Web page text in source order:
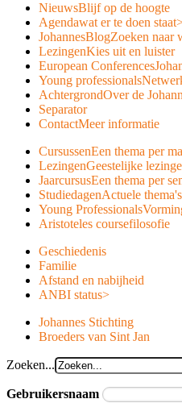
NieuwsBlijf op de hoogte
Agendawat er te doen staat
JohannesBlogZoeken naar
LezingenKies uit en luister
European Conferences
Young professionals
AchtergrondOver de
Separator
ContactMeer informatie
CursussenEen thema per
LezingenGeestelijke
JaarcursusEen thema per
StudiedagenActuele thema's
Young Professionals
Aristoteles coursefilosofie
Geschiedenis
Familie
Afstand en nabijheid
ANBI status>
Johannes Stichting
Broeders van Sint Jan
Zoeken...
Gebruikersnaam